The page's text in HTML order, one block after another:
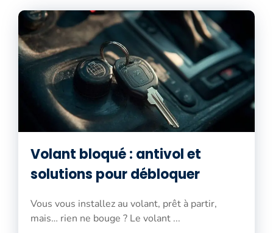
Volant bloqué : antivol et
solutions pour débloquer
Vous vous installez au volant, prêt à partir,
mais… rien ne bouge ? Le volant ...